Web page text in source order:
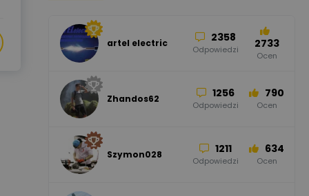
ELKO-BIS Systemy
47 67
Ocen
50 59
52 45
artel electric 2358
Odpowiedzi 2733
Ocen
Zhandos62 1256
Odpowiedzi
790
Ocen
Szymon028 1211
Odpowiedzi
634
Ocen